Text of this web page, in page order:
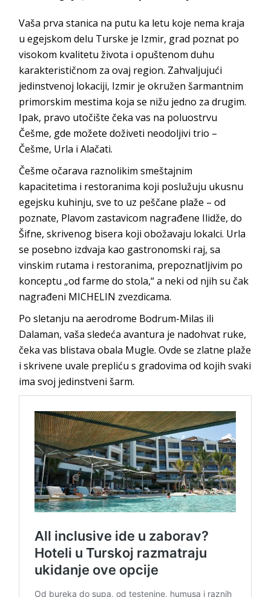
Vaša prva stanica na putu ka letu koje nema kraja
u egejskom delu Turske je Izmir, grad poznat po
visokom kvalitetu života i opuštenom duhu
karakterističnom za ovaj region. Zahvaljujući
jedinstvenoj lokaciji, Izmir je okružen šarmantnim
primorskim mestima koja se nižu jedno za drugim.
Ipak, pravo utočište čeka vas na poluostrvu
Češme, gde možete doživeti neodoljivi trio –
Češme, Urla i Alačati.
Češme očarava raznolikim smeštajnim
kapacitetima i restoranima koji poslužuju ukusnu
egejsku kuhinju, sve to uz peščane plaže – od
poznate, Plavom zastavicom nagrađene Ilidže, do
Šifne, skrivenog bisera koji obožavaju lokalci. Urla
se posebno izdvaja kao gastronomski raj, sa
vinskim rutama i restoranima, prepoznatljivim po
konceptu „od farme do stola,“ a neki od njih su čak
nagrađeni MICHELIN zvezdicama.
Po sletanju na aerodrome Bodrum-Milas ili
Dalaman, vaša sledeća avantura je nadohvat ruke,
čeka vas blistava obala Mugle. Ovde se zlatne plaže
i skrivene uvale prepliću s gradovima od kojih svaki
ima svoj jedinstveni šarm.